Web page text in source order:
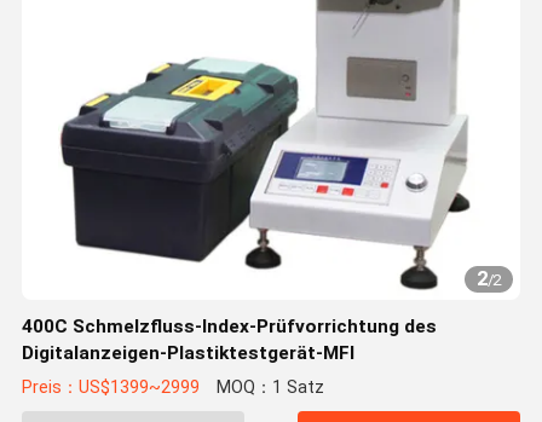
2/2
400C Schmelzfluss-Index-Prüfvorrichtung des
Digitalanzeigen-Plastiktestgerät-MFI
Preis：US$1399~2999 MOQ：1 Satz